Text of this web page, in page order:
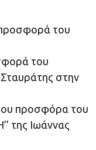
προσφορά του
του
στην
προσφόρα του
της Ιωάννας